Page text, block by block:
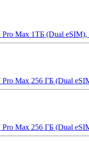
Max 1ТБ (Dual
Max 256 ГБ (Dual
Max 256 ГБ (Dual